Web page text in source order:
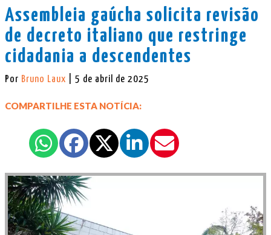
Assembleia gaúcha solicita revisão
de decreto italiano que restringe
cidadania a descendentes
Por Bruno Laux | 5 de abril de 2025
COMPARTILHE ESTA NOTÍCIA: